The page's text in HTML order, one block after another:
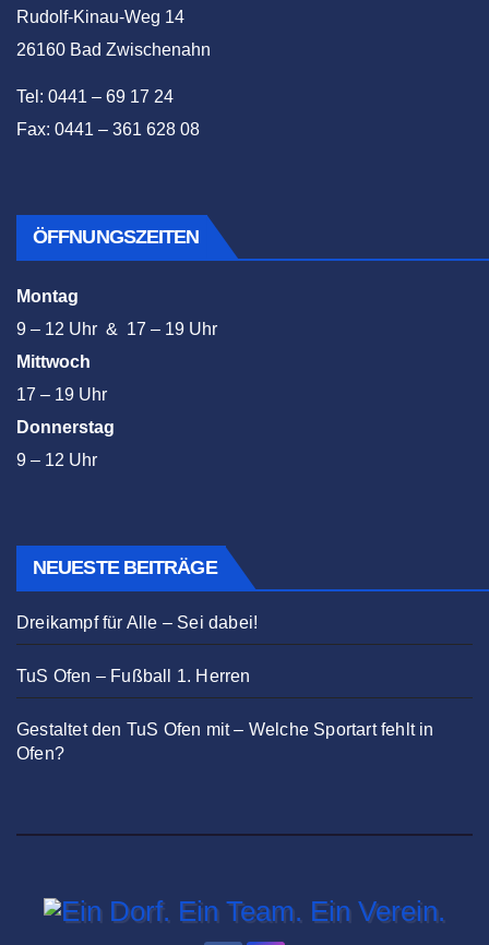
Rudolf-Kinau-Weg 14
26160 Bad Zwischenahn
Tel: 0441 – 69 17 24
Fax: 0441 – 361 628 08
ÖFFNUNGSZEITEN
Montag
9 – 12 Uhr & 17 – 19 Uhr
Mittwoch
17 – 19 Uhr
Donnerstag
9 – 12 Uhr
NEUESTE BEITRÄGE
Dreikampf für Alle – Sei dabei!
TuS Ofen – Fußball 1. Herren
Gestaltet den TuS Ofen mit – Welche Sportart fehlt in
Ofen?